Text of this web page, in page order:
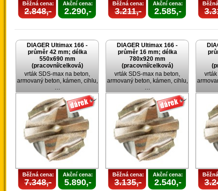
Běžná cena:
2.848,-
Akční cena:
2.290,-
Běžná cena:
3.211,-
Akční cena:
2.585,-
DIAGER Ultimax 166 -
průměr 42 mm; délka
550x690 mm
(pracovní/celková)
vrták SDS-max na beton,
armovaný beton, kámen, cihlu,
…
Běžná cena:
7.348,-
Akční cena:
5.890,-
DIAGER Ultimax 166 -
průměr 16 mm; délka
780x920 mm
(pracovní/celková)
vrták SDS-max na beton,
armovaný beton, kámen, cihlu,
…
Běžná cena:
3.135,-
Akční cena:
2.540,-